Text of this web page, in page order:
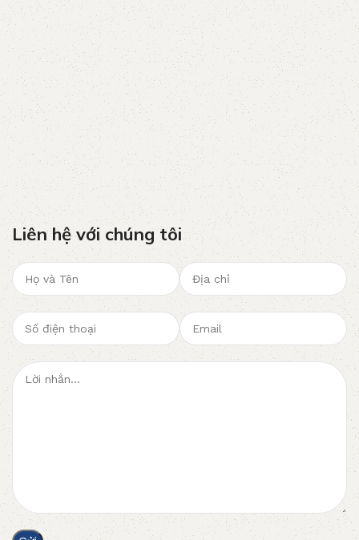
Liên hệ với chúng tôi